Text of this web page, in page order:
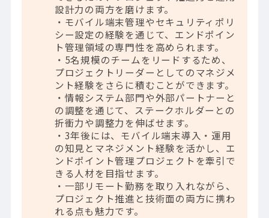
設計力の両方を磨けます。
・モバイル端末管理やセキュリティポリ
シー設定の経験を通じて、エンドポイン
ト管理領域の専門性を高められます。
・5名規模のチームをリードするため、
プロジェクトリーダーとしてのマネジメ
ント経験をさらに積むことができます。
・情報システム部門や外部パートナーと
の調整を通じて、ステークホルダーとの
折衝力や調整力を伸ばせます。
・3年後には、モバイル端末導入・運用
の知見とマネジメント経験を活かし、エ
ンドポイント管理プロジェクトを牽引で
きる人材を目指せます。
・一部リモート勤務を取り入れながら、
プロジェクト推進と技術面の両方に携わ
れる点も魅力です。